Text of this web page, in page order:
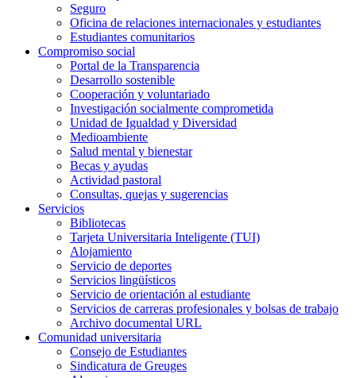
Seguro
Oficina de relaciones internacionales y estudiantes
Estudiantes comunitarios
Compromiso social
Portal de la Transparencia
Desarrollo sostenible
Cooperación y voluntariado
Investigación socialmente comprometida
Unidad de Igualdad y Diversidad
Medioambiente
Salud mental y bienestar
Becas y ayudas
Actividad pastoral
Consultas, quejas y sugerencias
Servicios
Bibliotecas
Tarjeta Universitaria Inteligente (TUI)
Alojamiento
Servicio de deportes
Servicios lingüísticos
Servicio de orientación al estudiante
Servicios de carreras profesionales y bolsas de trabajo
Archivo documental URL
Comunidad universitaria
Consejo de Estudiantes
Sindicatura de Greuges